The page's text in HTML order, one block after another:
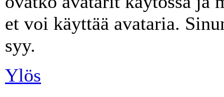
et voi käyttää avataria.
syy.
Ylös